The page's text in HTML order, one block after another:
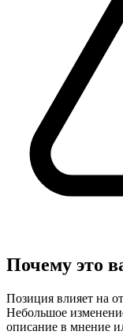
Почему это
Позиция влияет на
Небольшое
описание в мнение